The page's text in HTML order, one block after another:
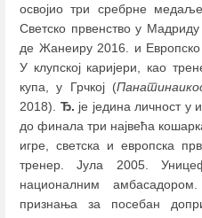
освојио три сребрне
Светско првенство у
де Жанеиру 2016. и Европско
У клупској каријери, као
купа, у Грчкој (
2018). Ђ. је једина личност у
до финала три највећа
игре, светска и европска
тренер. Јула 2005.
националним
признања за посебан